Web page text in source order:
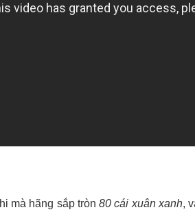
mà hãng sắp tròn80 cái xuân xanh,